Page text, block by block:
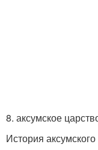
8. аксумское
История